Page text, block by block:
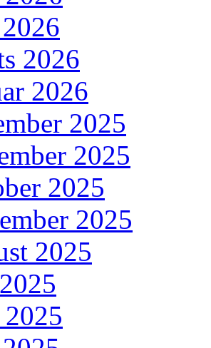
2026
2026
2025
2025
2025
2025
2025